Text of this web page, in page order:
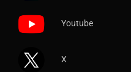
Youtube
X